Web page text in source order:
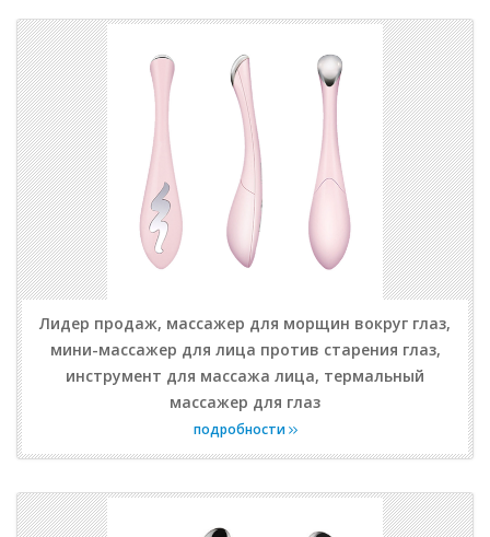
Лидер продаж, массажер для морщин вокруг глаз,
мини-массажер для лица против старения глаз,
инструмент для массажа лица, термальный
массажер для глаз
подробности